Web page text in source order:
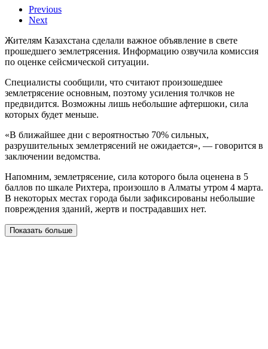
Previous
Next
Жителям Казахстана сделали важное объявление в свете
прошедшего землетрясения. Информацию озвучила комиссия
по оценке сейсмической ситуации.
Специалисты сообщили, что считают произошедшее
землетрясение основным, поэтому усиления толчков не
предвидится. Возможны лишь небольшие афтершоки, сила
которых будет меньше.
«В ближайшее дни с вероятностью 70% сильных,
разрушительных землетрясений не ожидается», — говорится в
заключении ведомства.
Напомним, землетрясение, сила которого была оценена в 5
баллов по шкале Рихтера, произошло в Алматы утром 4 марта.
В некоторых местах города были зафиксированы небольшие
повреждения зданий, жертв и пострадавших нет.
Показать больше